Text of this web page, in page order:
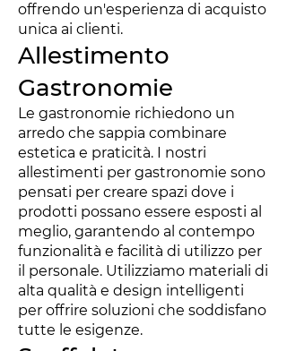
offrendo un'esperienza di acquisto
unica ai clienti.
Allestimento
Gastronomie
Le gastronomie richiedono un
arredo che sappia combinare
estetica e praticità. I nostri
allestimenti per gastronomie sono
pensati per creare spazi dove i
prodotti possano essere esposti al
meglio, garantendo al contempo
funzionalità e facilità di utilizzo per
il personale. Utilizziamo materiali di
alta qualità e design intelligenti
per offrire soluzioni che soddisfano
tutte le esigenze.